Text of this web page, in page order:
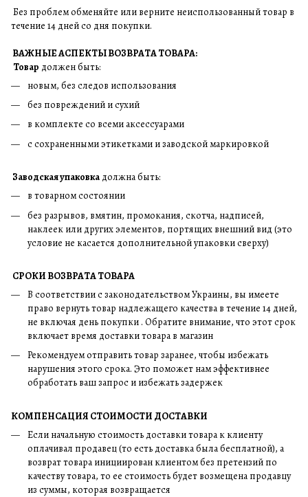
Без проблем обменяйте или верните неиспользованный товар в
течение 14 дней со дня покупки.
ВАЖНЫЕ АСПЕКТЫ ВОЗВРАТА ТОВАРА:
Товар должен быть:
новым, без следов использования
без повреждений и сухий
в комплекте со всеми аксессуарами
с сохраненными этикетками и заводской маркировкой
Заводская упаковка должна быть:
в товарном состоянии
без разрывов, вмятин, промокания, скотча, надписей,
наклеек или других элементов, портящих внешний вид (это
условие не касается дополнительной упаковки сверху)
СРОКИ ВОЗВРАТА ТОВАРА
В соответствии с законодательством Украины, вы имеете
право вернуть товар надлежащего качества в течение 14 дней,
не включая день покупки . Обратите внимание, что этот срок
включает время доставки товара в магазин
Рекомендуем отправить товар заранее, чтобы избежать
нарушения этого срока. Это поможет нам эффективнее
обработать ваш запрос и избежать задержек
КОМПЕНСАЦИЯ СТОИМОСТИ ДОСТАВКИ
Если начальную стоимость доставки товара к клиенту
оплачивал продавец (то есть доставка была бесплатной), а
возврат товара инициирован клиентом без претензий по
качеству товара, то ее стоимость будет возмещена продавцу
из суммы, которая возвращается